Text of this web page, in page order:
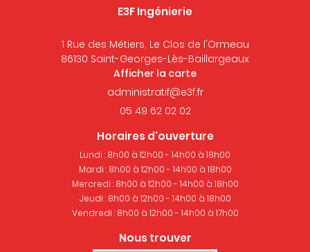
E3F Ingénierie
1 Rue des Métiers, Le Clos de l'Ormeau
86130 Saint-Georges-Lès-Baillargeaux
Afficher la carte
05 49 62 02 02
Horaires d'ouverture
Lundi : 8h00 à 12h00 - 14h00 à 18h00
Mardi : 8h00 à 12h00 - 14h00 à 18h00
Mercredi : 8h00 à 12h00 - 14h00 à 18h00
Jeudi : 8h00 à 12h00 - 14h00 à 18h00
Vendredi : 8h00 à 12h00 - 14h00 à 17h00
Nous trouver